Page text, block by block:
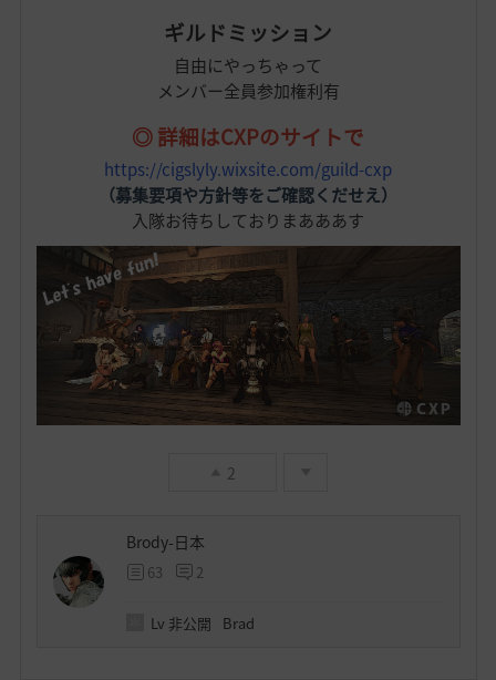
ギルドミッション
自由にやっちゃって
メンバー全員参加権利有
◎ 詳細はCXPのサイトで
https://cigslyly.wixsite.com/guild-cxp
（募集要項や方針等をご確認くだせえ）
入隊お待ちしておりまあああす
2
Brody-日本
63 2
Lv 非公開 Brad